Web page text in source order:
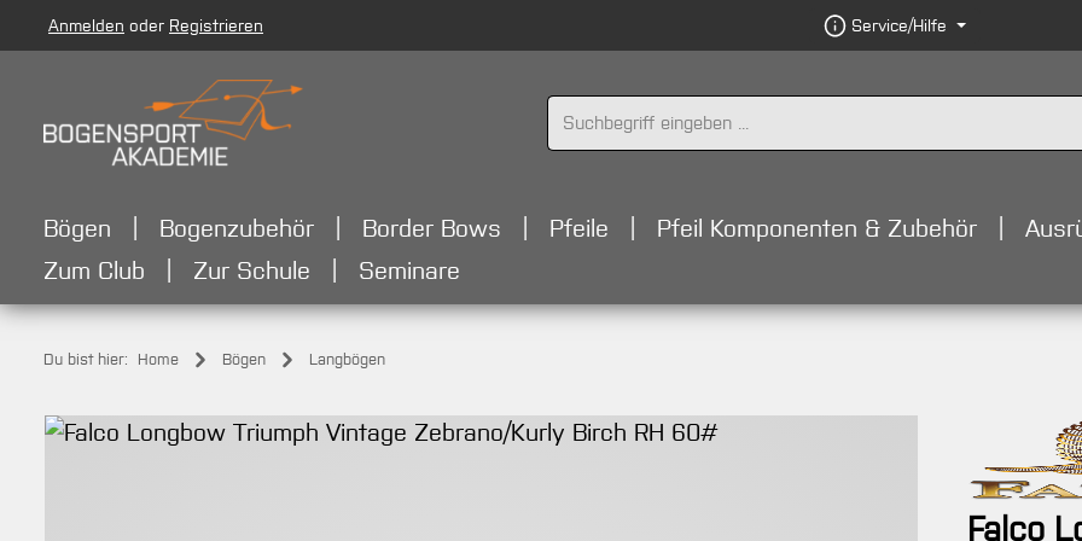
Hauptinhalt springen
Zur Suche springen
Zur Hauptnavigation springen
Anmelden oder Registrieren Service/Hilfe
Bögen Bogenzubehör Border Bows Pfeile Pfeil Komponenten & Zubehör
Zum Club
Zur Schule Seminare
Du bist hier: Home Bögen Langbögen
Bildergalerie überspringen
Falco